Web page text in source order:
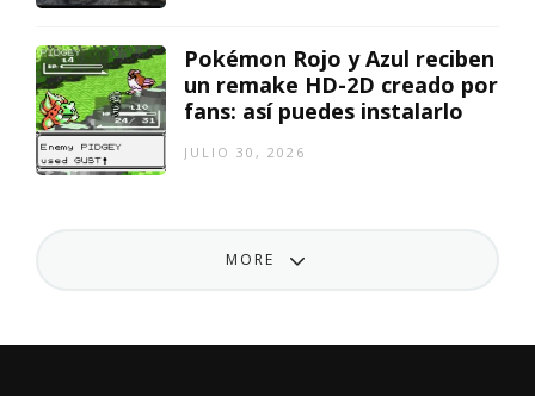
Pokémon Rojo y Azul reciben
un remake HD-2D creado por
fans: así puedes instalarlo
JULIO 30, 2026
MORE